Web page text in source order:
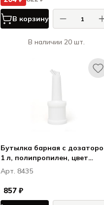
В корзину
В наличии 20 шт.
Бутылка барная с
1 л, полипропилен, цвет
белый
Арт. 8435
857 ₽